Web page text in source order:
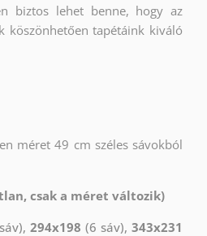
biztos lehet benne, hogy az
köszönhetően tapétáink kiváló
méret 49 cm széles sávokból
csak a méret változik)
294x198 (6 sáv),343x231